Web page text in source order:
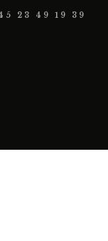
23 49 19 39